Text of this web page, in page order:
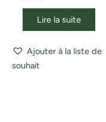
Lire la suite
Ajouter à la liste de
souhait